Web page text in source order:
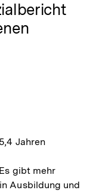
Jahren
gibt mehr
Ausbildung und